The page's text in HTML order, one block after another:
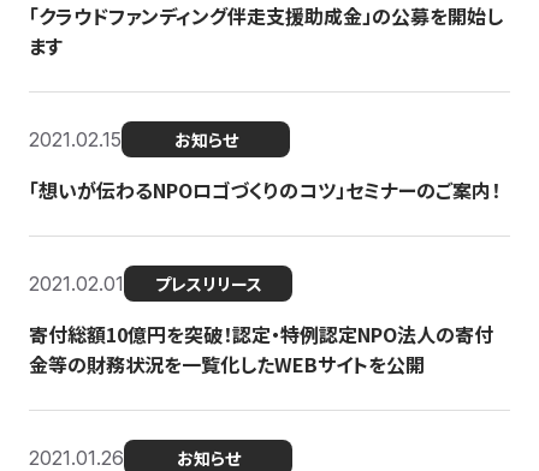
「クラウドファンディング伴走支援助成金」の公募を開始し
ます
2021.02.15 お知らせ
「想いが伝わるNPOロゴづくりのコツ」セミナーのご案内！
2021.02.01 プレスリリース
寄付総額10億円を突破！認定・特例認定NPO法人の寄付
金等の財務状況を一覧化したWEBサイトを公開
2021.01.26 お知らせ